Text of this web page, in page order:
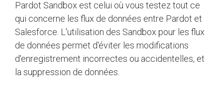
Pardot Sandbox est celui où vous testez tout ce
qui concerne les flux de données entre Pardot et
Salesforce. L'utilisation des Sandbox pour les flux
de données permet d'éviter les modifications
d'enregistrement incorrectes ou accidentelles, et
la suppression de données.